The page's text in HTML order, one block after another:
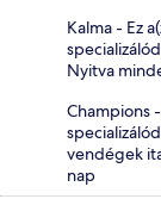
Kalma - Ez
Nyitva
Champions
vendégek
nap